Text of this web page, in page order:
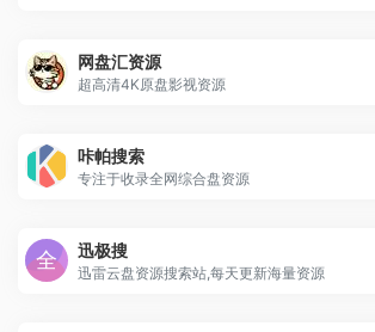
网盘汇资源
超高清4K原盘影视资源
咔帕搜索
专注于收录全网综合盘资源
迅极搜
迅雷云盘资源搜索站,每天更新海量资源